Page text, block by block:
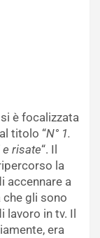
è focalizzata
titolo “N° 1.
e risate“. Il
la
accennare a
gli sono
lavoro in tv. Il
era